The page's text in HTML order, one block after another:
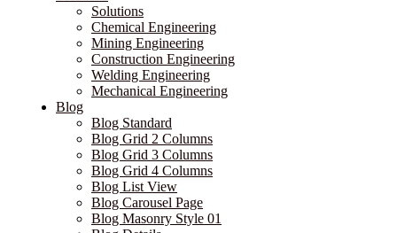
Solutions
Chemical Engineering
Mining Engineering
Construction Engineering
Welding Engineering
Mechanical Engineering
Blog
Blog Standard
Blog Grid 2 Columns
Blog Grid 3 Columns
Blog Grid 4 Columns
Blog List View
Blog Carousel Page
Blog Masonry Style 01